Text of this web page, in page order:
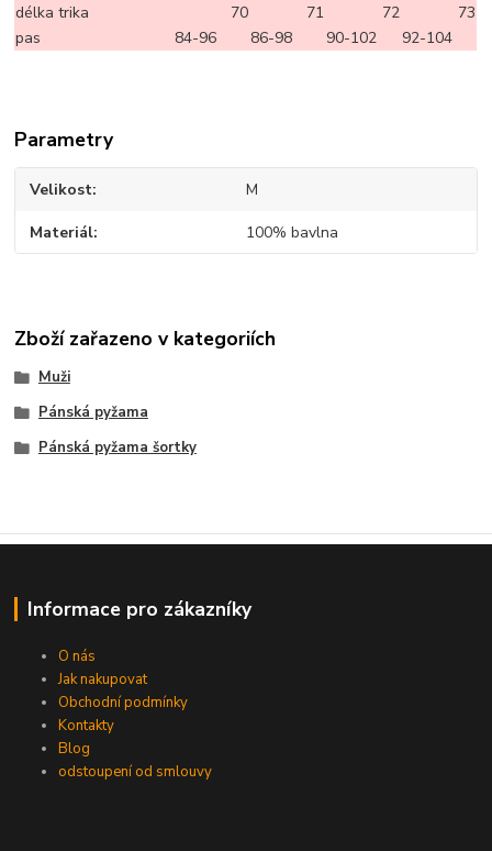
délka trika
70 71 72
73
pas
84-96 86-98 90-102 92-104
Parametry
Velikost M
Materiál 100% bavlna
Zboží zařazeno v kategoriích
Muži
Pánská pyžama
Pánská pyžama šortky
Informace pro zákazníky
O nás
Jak nakupovat
Obchodní podmínky
Kontakty
Blog
odstoupení od smlouvy